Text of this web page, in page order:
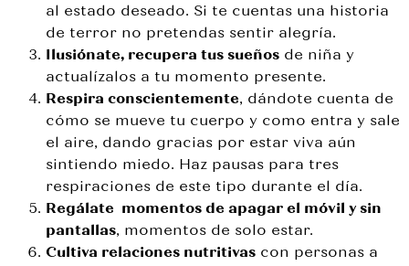
al estado deseado. Si te cuentas una historia
de terror no pretendas sentir alegría.
Ilusiónate, recupera tus sueños de niña y
actualízalos a tu momento presente.
Respira conscientemente, dándote cuenta de
cómo se mueve tu cuerpo y como entra y sale
el aire, dando gracias por estar viva aún
sintiendo miedo. Haz pausas para tres
respiraciones de este tipo durante el día.
Regálate
momentos de apagar el móvil y sin
pantallas, momentos de solo estar.
Cultiva relaciones nutritivas con personas a